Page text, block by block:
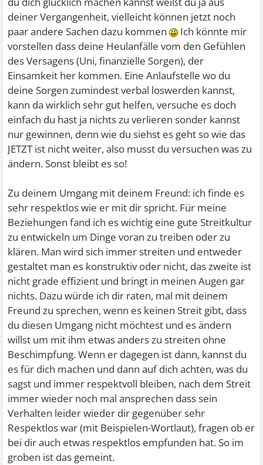
deiner Vergangenheit, vielleicht können jetzt noch
paar andere Sachen dazu kommen
Ich könnte mir
vorstellen dass deine Heulanfälle vom den Gefühlen
des Versagens (Uni, finanzielle Sorgen), der
Einsamkeit her kommen. Eine Anlaufstelle wo du
deine Sorgen zumindest verbal loswerden kannst,
kann da wirklich sehr gut helfen, versuche es doch
einfach du hast ja nichts zu verlieren sonder kannst
nur gewinnen, denn wie du siehst es geht so wie das
JETZT ist nicht weiter, also musst du versuchen was zu
ändern. Sonst bleibt es so!
Zu deinem Umgang mit deinem Freund: ich finde es
sehr respektlos wie er mit dir spricht. Für meine
Beziehungen fand ich es wichtig eine gute Streitkultur
zu entwickeln um Dinge voran zu treiben oder zu
klären. Man wird sich immer streiten und entweder
gestaltet man es konstruktiv oder nicht, das zweite ist
nicht grade effizient und bringt in meinen Augen gar
nichts. Dazu würde ich dir raten, mal mit deinem
Freund zu sprechen, wenn es keinen Streit gibt, dass
du diesen Umgang nicht möchtest und es ändern
willst um mit ihm etwas anders zu streiten ohne
Beschimpfung. Wenn er dagegen ist dann, kannst du
es für dich machen und dann auf dich achten, was du
sagst und immer respektvoll bleiben, nach dem Streit
immer wieder noch mal ansprechen dass sein
Verhalten leider wieder dir gegenüber sehr
Respektlos war (mit Beispielen-Wortlaut), fragen ob er
bei dir auch etwas respektlos empfunden hat. So im
groben ist das gemeint.